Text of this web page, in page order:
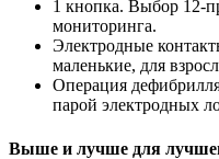
1 кнопка. Выбор 12-
мониторинга.
Электродные
маленькие, для
Операция
парой электродных
Выше и лучше для